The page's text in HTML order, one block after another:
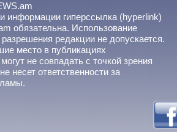
информации гиперссылка (hyperlink)
обязательна. Использование
редакции не допускается.
место в публикациях
не совпадать с точкой зрения
несет ответственности за